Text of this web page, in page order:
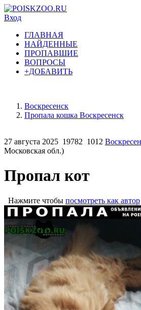
Вход
ГЛАВНАЯ
НАЙДЕННЫЕ
ПРОПАВШИЕ
ВОПРОСЫ
+ДОБАВИТЬ
Воскресенск
Пропала кошка Воскресенск
27 августа 2025 19782 1012
Московская обл.)
Пропал кот
Нажмите чтобы посмотреть как автор